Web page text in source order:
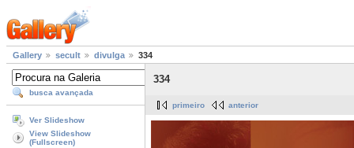
Gallery secult divulga 334
busca avançada
Ver Slideshow
View Slideshow
(Fullscreen)
334
primeiro anterior